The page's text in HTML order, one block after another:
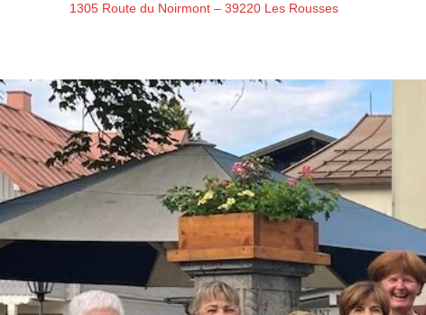
1305 Route du Noirmont – 39220 Les Rousses